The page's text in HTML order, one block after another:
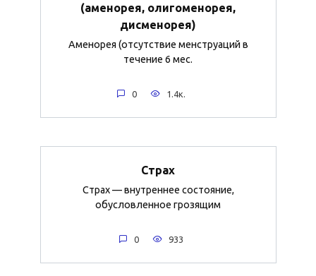
(аменорея, олигоменорея,
дисменорея)
Аменорея (отсутствие менструаций в
течение 6 мес.
0 1.4к.
Страх
Страх — внутреннее состояние,
обусловленное грозящим
0 933